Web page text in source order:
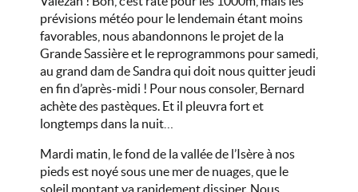
prévisions météo pour le lendemain étant moins
favorables, nous abandonnons le projet de la
Grande Sassière et le reprogrammons pour samedi,
au grand dam de Sandra qui doit nous quitter jeudi
en fin d’après-midi ! Pour nous consoler, Bernard
achète des pastèques. Et il pleuvra fort et
longtemps dans la nuit…
Mardi matin, le fond de la vallée de l’Isère à nos
pieds est noyé sous une mer de nuages, que le
soleil montant va rapidement dissiper. Nous